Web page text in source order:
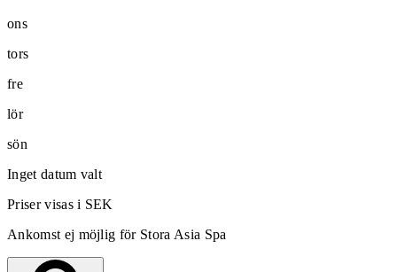
ons
tors
fre
lör
sön
Inget datum valt
Priser visas i SEK
Ankomst ej möjlig för Stora Asia Spa